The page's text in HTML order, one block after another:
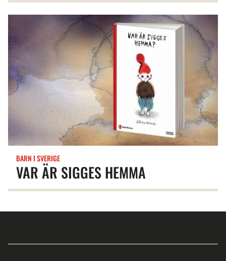
VAR ÄR SIGGES HEMMA
BARN I SVERIGE